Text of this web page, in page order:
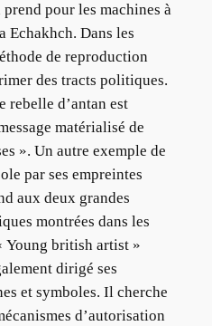
pour les machines à
Echakhch. Dans les
de reproduction
des tracts politiques.
rebelle d’antan est
matérialisé de
». Un autre exemple de
par ses empreintes
aux deux grandes
montrées dans les
Young british artist »
dirigé ses
et symboles. Il cherche
d’autorisation